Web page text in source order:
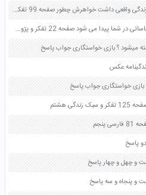
از نظر شما زندگی یعنی چه آیا میترا یک زندگی واقعی داشت خواهرش چطور صفحه 99 تفکر و پژوهش ششم
اگر من به جای یابنده کیف بودم چه احساساتی در شما پیدا می شود صفحه 22 تفکر و پژوهش ششم
میشود ؟ بازی خواستگاری جواب پاسخ
عکس
خواستگاری جواب پاسخ
هشتم